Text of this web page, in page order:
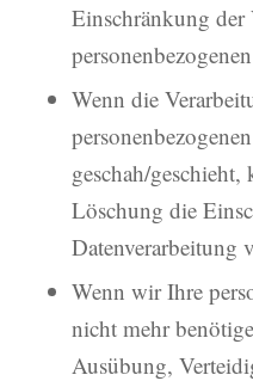
Einschränkung der
Wenn die
geschah/geschieht,
Löschung die
Datenverarbeitung
Wenn wir Ihre
nicht mehr
Ausübung,